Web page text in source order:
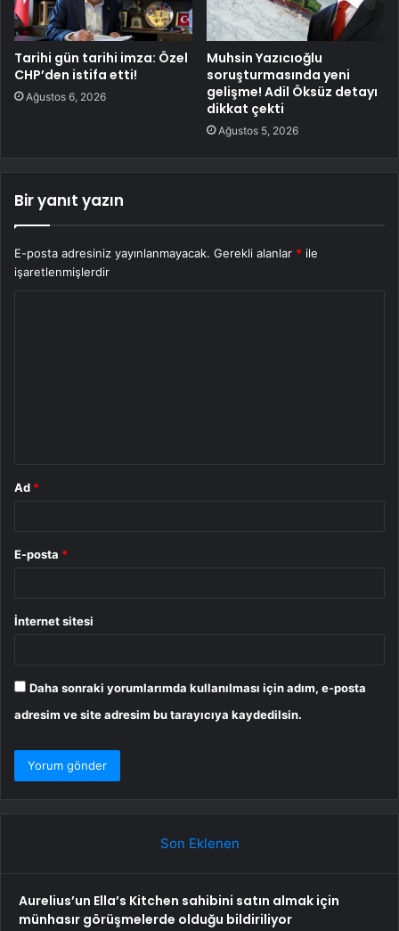
Tarihi gün tarihi imza: Özel
CHP’den istifa etti!
Ağustos 6, 2026
Muhsin Yazıcıoğlu
soruşturmasında yeni
gelişme! Adil Öksüz detayı
dikkat çekti
Ağustos 5, 2026
Bir yanıt yazın
E-posta adresiniz yayınlanmayacak. Gerekli alanlar * ile
işaretlenmişlerdir
Ad *
E-posta *
İnternet sitesi
Daha sonraki yorumlarımda kullanılması için adım, e-posta
adresim ve site adresim bu tarayıcıya kaydedilsin.
Son Eklenen
Aurelius’un Ella’s Kitchen sahibini satın almak için
münhasır görüşmelerde olduğu bildiriliyor